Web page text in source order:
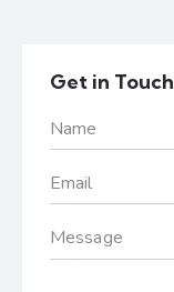
Get in Touch